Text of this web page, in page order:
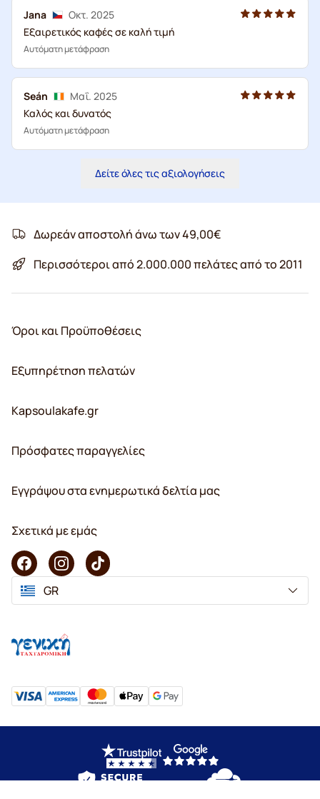
Jana
Οκτ. 2025
Εξαιρετικός καφές σε καλή τιμή
Αυτόματη μετάφραση
Seán
Μαΐ. 2025
Καλός και δυνατός
Αυτόματη μετάφραση
Δείτε όλες τις αξιολογήσεις
Δωρεάν αποστολή άνω των 49,00€
Περισσότεροι από 2.000.000 πελάτες από το 2011
Όροι και Προϋποθέσεις
Εξυπηρέτηση πελατών
Kapsoulakafe.gr
Πρόσφατες παραγγελίες
Εγγράψου στα ενημερωτικά δελτία μας
Σχετικά με εμάς
GR